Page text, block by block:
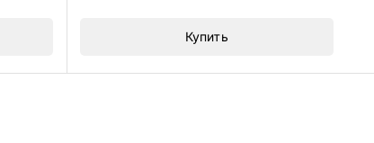
Купить